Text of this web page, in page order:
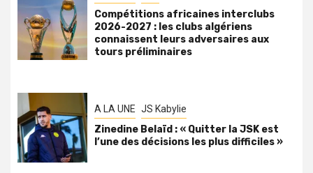
Compétitions africaines interclubs
2026-2027 : les clubs algériens
connaissent leurs adversaires aux
tours préliminaires
A LA UNE JS Kabylie
Zinedine Belaïd : « Quitter la JSK est
l’une des décisions les plus difficiles »